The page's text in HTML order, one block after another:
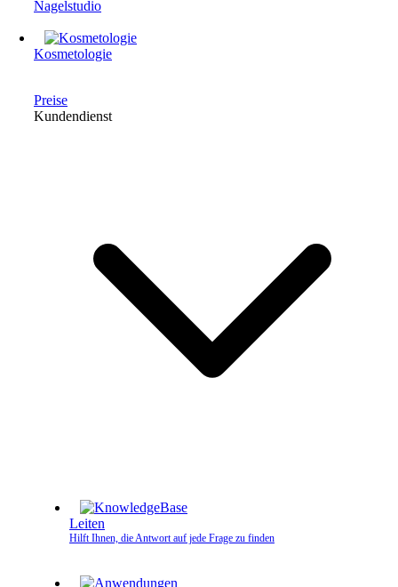
Nagelstudio
Kosmetologie
Preise
Kundendienst
Leiten
Hilft Ihnen, die Antwort auf jede Frage zu finden